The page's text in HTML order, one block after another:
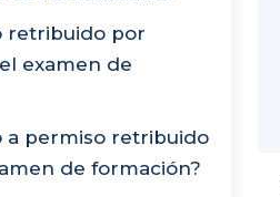
retribuido por
examen de
a permiso retribuido
de formación?